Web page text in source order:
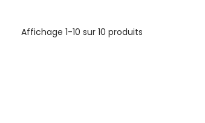
Affichage 1-10 sur 10 produits